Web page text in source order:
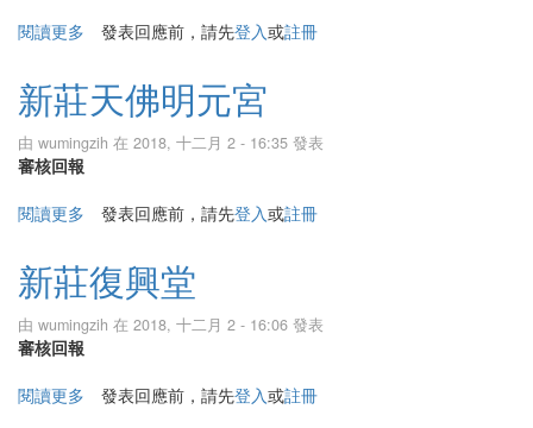
閱讀更多 關於台北車城蓮峰寺
發表回應前，請先登入或註冊
新莊天佛明元宮
由 wumingzih 在 2018, 十二月 2 - 16:35 發表
審核回報
閱讀更多 關於新莊天佛明元宮
發表回應前，請先登入或註冊
新莊復興堂
由 wumingzih 在 2018, 十二月 2 - 16:06 發表
審核回報
閱讀更多 關於新莊復興堂
發表回應前，請先登入或註冊